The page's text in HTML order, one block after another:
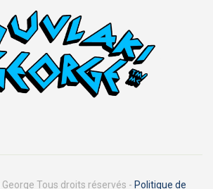
Tous droits réservés - Politique de